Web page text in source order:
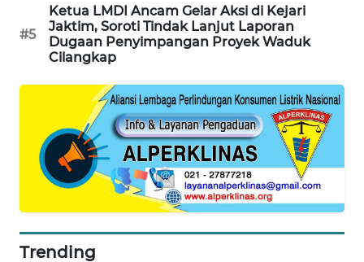
#5
Ketua LMDI Ancam Gelar Aksi di Kejari
Jaktim, Soroti Tindak Lanjut Laporan
Dugaan Penyimpangan Proyek Waduk
Cilangkap
Trending
JURNAL
MARITIM
HUMBANG
NEWS
GARONGGANG
NEWS
FISUELRI
ENERGI